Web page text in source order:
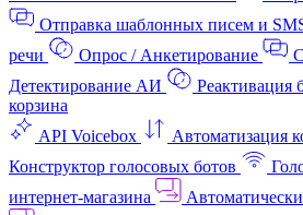
Отправка шаблонных писем и
речи
Опрос / Анкетирование
Детектирование АИ
Реактивация
корзина
API Voicebox
Автоматизация
Конструктор голосовых ботов
интернет‑магазина